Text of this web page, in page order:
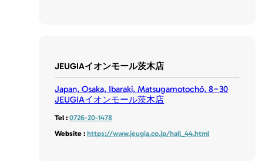
JEUGIAイオンモール茨木店
Japan, Osaka, Ibaraki, Matsugamotochō, 8−30
JEUGIAイオンモール茨木店
Tel :0726-20-1478
Website :https://www.jeugia.co.jp/hall_44.html